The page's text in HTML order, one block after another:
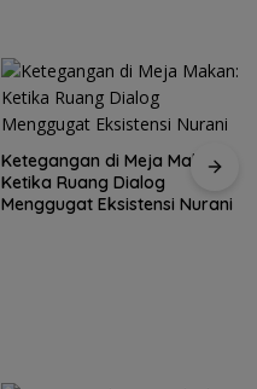
Rutan Tanjungpinang